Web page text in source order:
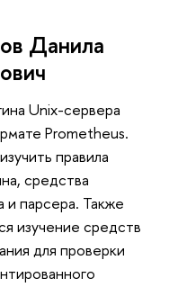
Данила
Unix-сервера
Prometheus.
правила
средства
и парсера. Также
изучение средств
для проверки